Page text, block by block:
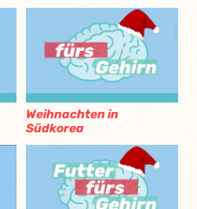
Weihnachten in
Südkorea